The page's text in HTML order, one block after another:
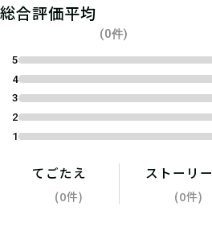
総合評価平均
(0件)
5
4
3
2
1
てごたえ
(0件)
ストーリー
(0件)